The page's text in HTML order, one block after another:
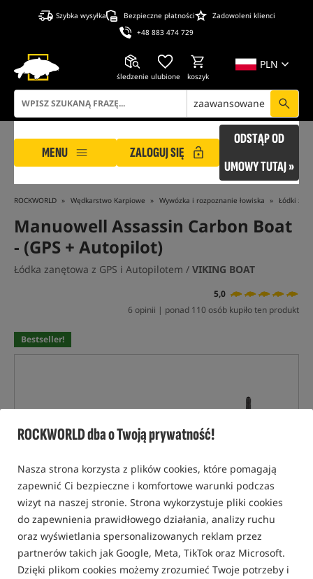
ROCKWORLD dba o Twoją prywatność!
Nasza strona korzysta z plików cookies, które pomagają
zapewnić Ci bezpieczne i komfortowe warunki podczas
wizyt na naszej stronie. Strona wykorzystuje pliki cookies
do zapewnienia prawidłowego działania, analizy ruchu
oraz wyświetlania spersonalizowanych reklam przez
partnerów takich jak Google, Meta, TikTok oraz Microsoft.
Dzięki plikom cookies możemy zrozumieć Twoje potrzeby i
Szybka wysyłka Bezpieczne płatności
Zadowoleni klienci
+48 883 474 729
PLN
śledzenie ulubione koszyk
zaawansowane
MENU ZALOGUJ SIĘ
ODSTĄP OD
UMOWY TUTAJ »
ROCKWORLD Wędkarstwo Karpiowe Wywózka i rozpoznanie łowiska Łódki
Manuowell Assassin Carbon Boat
- (GPS + Autopilot)
Łódka zanętowa z GPS i Autopilotem / VIKING BOAT
5,0
6 opinii | ponad 110 osób kupiło ten produkt
Bestseller!